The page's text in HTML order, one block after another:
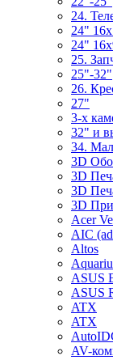
24.
24"
24"
25.
25"-32"
26.
27"
3-x
32" и
34.
3D
3D
3D
3D
Acer
AIC
Altos
ASUS
ASUS
ATX
ATX
AV-